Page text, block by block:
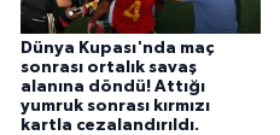
Dünya Kupası'nda maç
sonrası ortalık savaş
alanına döndü! Attığı
yumruk sonrası kırmızı
kartla cezalandırıldı.